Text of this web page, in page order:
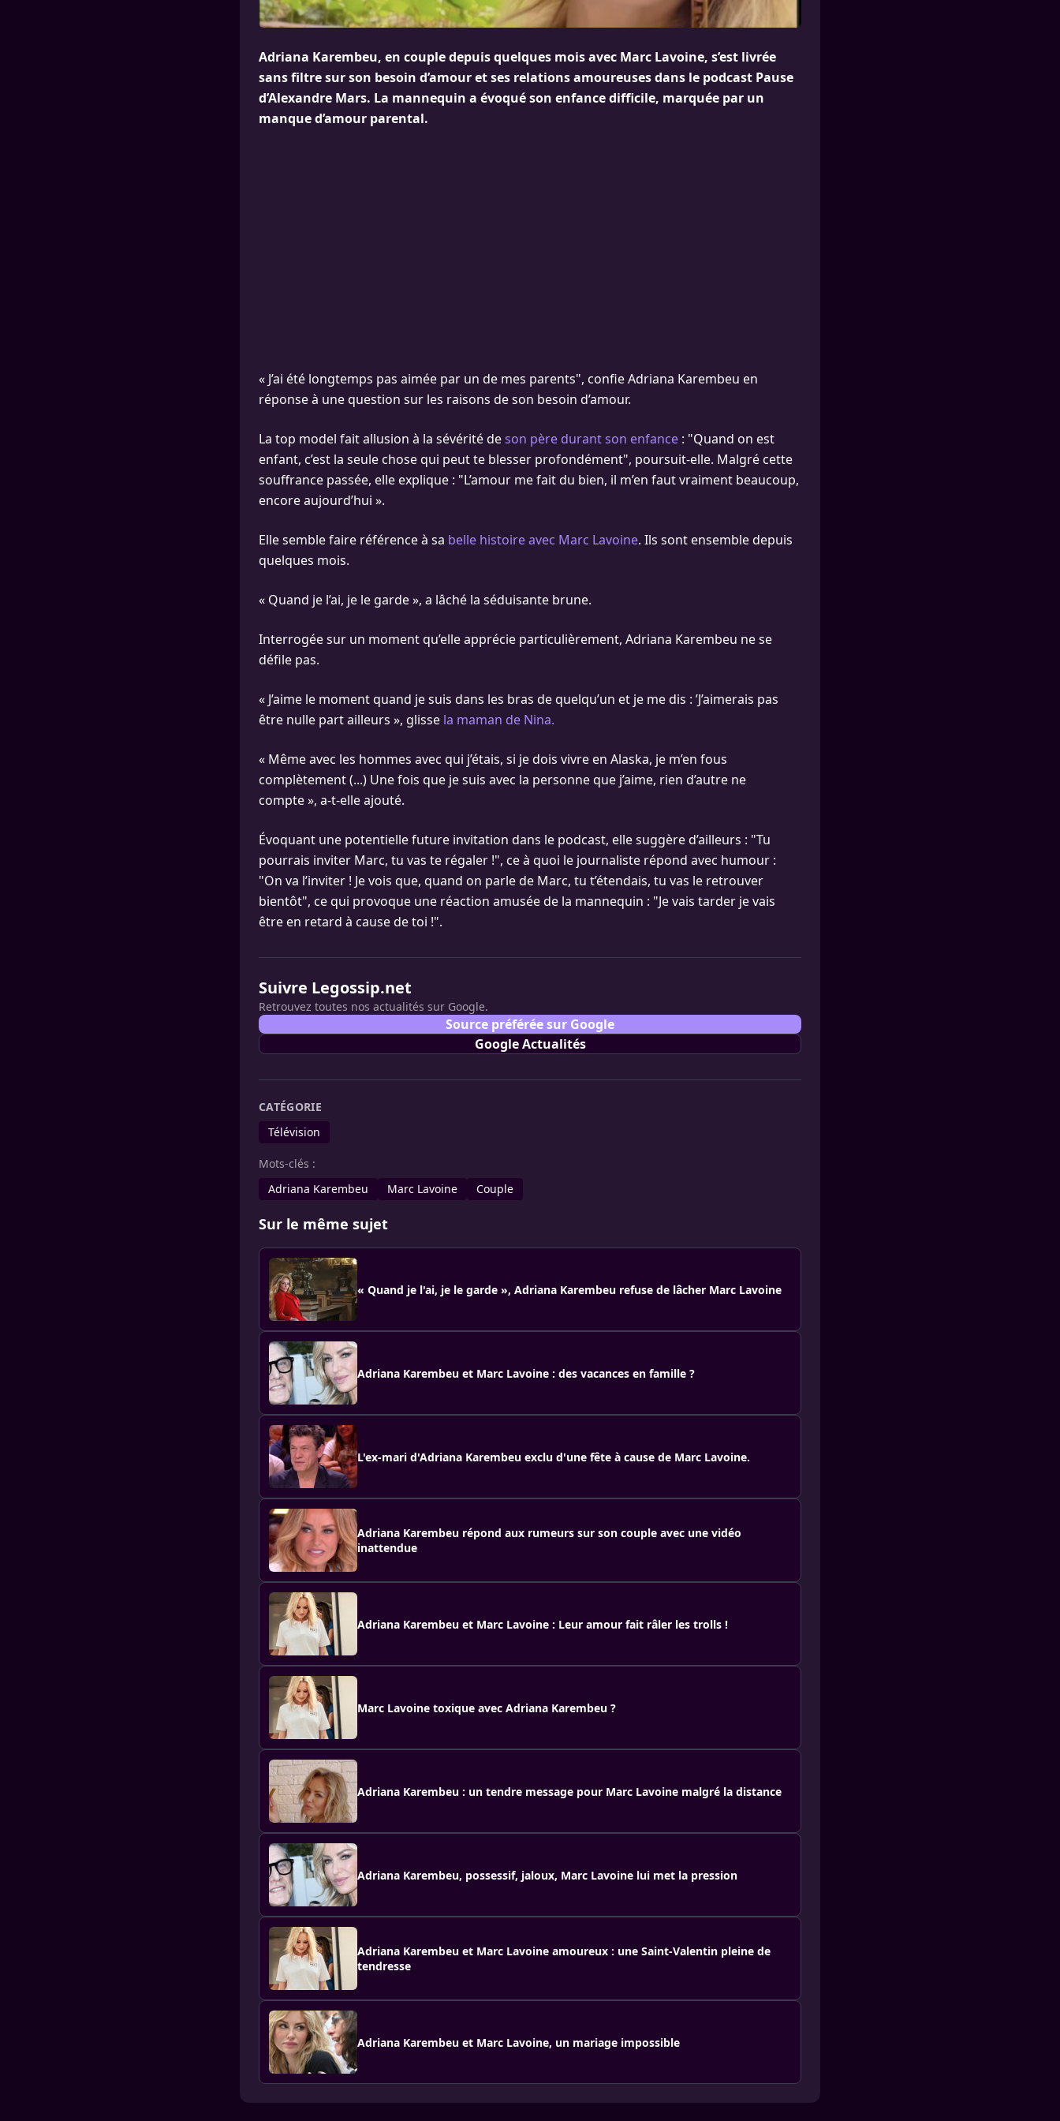
Adriana Karembeu, en couple depuis quelques mois avec Marc Lavoine, s’est livrée
sans filtre sur son besoin d’amour et ses relations amoureuses dans le podcast Pause
d’Alexandre Mars. La mannequin a évoqué son enfance difficile, marquée par un
manque d’amour parental.
« J’ai été longtemps pas aimée par un de mes parents", confie Adriana Karembeu en
réponse à une question sur les raisons de son besoin d’amour.
La top model fait allusion à la sévérité deson père durant son enfance : "Quand on est
enfant, c’est la seule chose qui peut te blesser profondément", poursuit-elle. Malgré cette
souffrance passée, elle explique : "L’amour me fait du bien, il m’en faut vraiment beaucoup,
encore aujourd’hui ».
Elle semble faire référence à sa belle histoire avec Marc Lavoine. Ils sont ensemble depuis
quelques mois.
« Quand je l’ai, je le garde », a lâché la séduisante brune.
Interrogée sur un moment qu’elle apprécie particulièrement, Adriana Karembeu ne se
défile pas.
« J’aime le moment quand je suis dans les bras de quelqu’un et je me dis : ’J’aimerais pas
être nulle part ailleurs », glisse la maman de Nina.
« Même avec les hommes avec qui j’étais, si je dois vivre en Alaska, je m’en fous
complètement (...) Une fois que je suis avec la personne que j’aime, rien d’autre ne
compte », a-t-elle ajouté.
Évoquant une potentielle future invitation dans le podcast, elle suggère d’ailleurs : "Tu
pourrais inviter Marc, tu vas te régaler !", ce à quoi le journaliste répond avec humour :
"On va l’inviter ! Je vois que, quand on parle de Marc, tu t’étendais, tu vas le retrouver
bientôt", ce qui provoque une réaction amusée de la mannequin : "Je vais tarder je vais
être en retard à cause de toi !".
Suivre Legossip.net
Retrouvez toutes nos actualités sur Google.
Source préférée sur Google
Google Actualités
CATÉGORIE
Télévision
Mots-clés :
Adriana Karembeu
Marc Lavoine Couple
Sur le même sujet
« Quand je l'ai, je le garde », Adriana Karembeu refuse de lâcher Marc Lavoine
Adriana Karembeu et Marc Lavoine : des vacances en famille ?
L'ex-mari d'Adriana Karembeu exclu d'une fête à cause de Marc Lavoine.
Adriana Karembeu répond aux rumeurs sur son couple avec une vidéo
inattendue
Adriana Karembeu et Marc Lavoine : Leur amour fait râler les trolls !
Marc Lavoine toxique avec Adriana Karembeu ?
Adriana Karembeu : un tendre message pour Marc Lavoine malgré la distance
Adriana Karembeu, possessif, jaloux, Marc Lavoine lui met la pression
Adriana Karembeu et Marc Lavoine amoureux : une Saint-Valentin pleine de
tendresse
Adriana Karembeu et Marc Lavoine, un mariage impossible